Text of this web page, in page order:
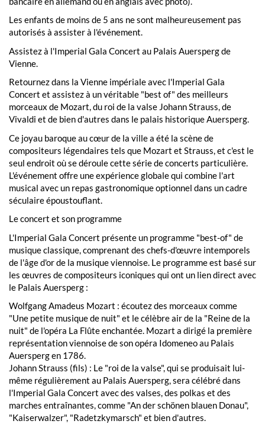
Les enfants de moins de 5 ans ne sont malheureusement pas
autorisés à assister à l'événement.
Assistez à l'Imperial Gala Concert au Palais Auersperg de
Vienne.
Retournez dans la Vienne impériale avec l'Imperial Gala
Concert et assistez à un véritable "best of" des meilleurs
morceaux de Mozart, du roi de la valse Johann Strauss, de
Vivaldi et de bien d'autres dans le palais historique Auersperg.
Ce joyau baroque au cœur de la ville a été la scène de
compositeurs légendaires tels que Mozart et Strauss, et c'est le
seul endroit où se déroule cette série de concerts particulière.
L'événement offre une expérience globale qui combine l'art
musical avec un repas gastronomique optionnel dans un cadre
séculaire époustouflant.
Le concert et son programme
L'Imperial Gala Concert présente un programme "best-of" de
musique classique, comprenant des chefs-d'œuvre intemporels
de l'âge d'or de la musique viennoise. Le programme est basé sur
les œuvres de compositeurs iconiques qui ont un lien direct avec
le Palais Auersperg :
Wolfgang Amadeus Mozart : écoutez des morceaux comme
"Une petite musique de nuit" et le célèbre air de la "Reine de la
nuit" de l'opéra La Flûte enchantée. Mozart a dirigé la première
représentation viennoise de son opéra Idomeneo au Palais
Auersperg en 1786.
Johann Strauss (fils) : Le "roi de la valse", qui se produisait lui-
même régulièrement au Palais Auersperg, sera célébré dans
l'Imperial Gala Concert avec des valses, des polkas et des
marches entraînantes, comme "An der schönen blauen Donau",
"Kaiserwalzer", "Radetzkymarsch" et bien d'autres.